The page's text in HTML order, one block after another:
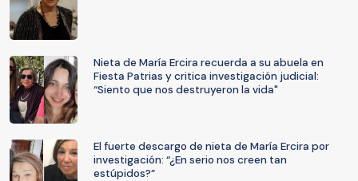
Nieta de María Ercira recuerda a su abuela en
Fiesta Patrias y critica investigación judicial:
“Siento que nos destruyeron la vida"
El fuerte descargo de nieta de María Ercira por
investigación: “¿En serio nos creen tan
estúpidos?”